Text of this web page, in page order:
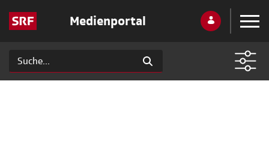
Medienportal